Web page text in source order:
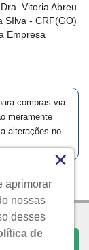
e Clique-
Vitoria Abreu
SIlva - CRF(GO)
Empresa
compras via
meramente
alterações no
os direitos
aprimorar
nossas
desses
de
×